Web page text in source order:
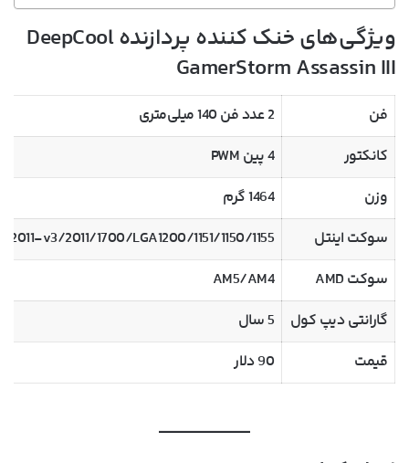
ویژگی‌های خنک کننده پردازنده DeepCool
GamerStorm Assassin III
فن
2 عدد فن 140 میلی‌متری
کانکتور
4 پین PWM
وزن
1464 گرم
سوکت اینتل
v3/2011/1700/LGA1200/1151/1150/1155
سوکت AMD
AM5/AM4
گارانتی دیپ کول
5 سال
قیمت
90 دلار